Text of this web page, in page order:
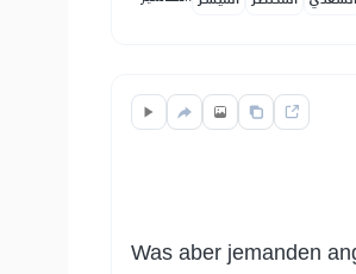
Was aber jemanden